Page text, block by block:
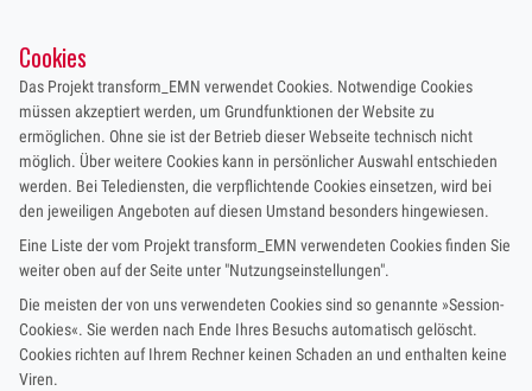
Cookies
Das Projekt transform_EMN verwendet Cookies. Notwendige Cookies
müssen akzeptiert werden, um Grundfunktionen der Website zu
ermöglichen. Ohne sie ist der Betrieb dieser Webseite technisch nicht
möglich. Über weitere Cookies kann in persönlicher Auswahl entschieden
werden. Bei Telediensten, die verpflichtende Cookies einsetzen, wird bei
den jeweiligen Angeboten auf diesen Umstand besonders hingewiesen.
Eine Liste der vom Projekt transform_EMN verwendeten Cookies finden Sie
weiter oben auf der Seite unter "Nutzungseinstellungen".
Die meisten der von uns verwendeten Cookies sind so genannte »Session-
Cookies«. Sie werden nach Ende Ihres Besuchs automatisch gelöscht.
Cookies richten auf Ihrem Rechner keinen Schaden an und enthalten keine
Viren.